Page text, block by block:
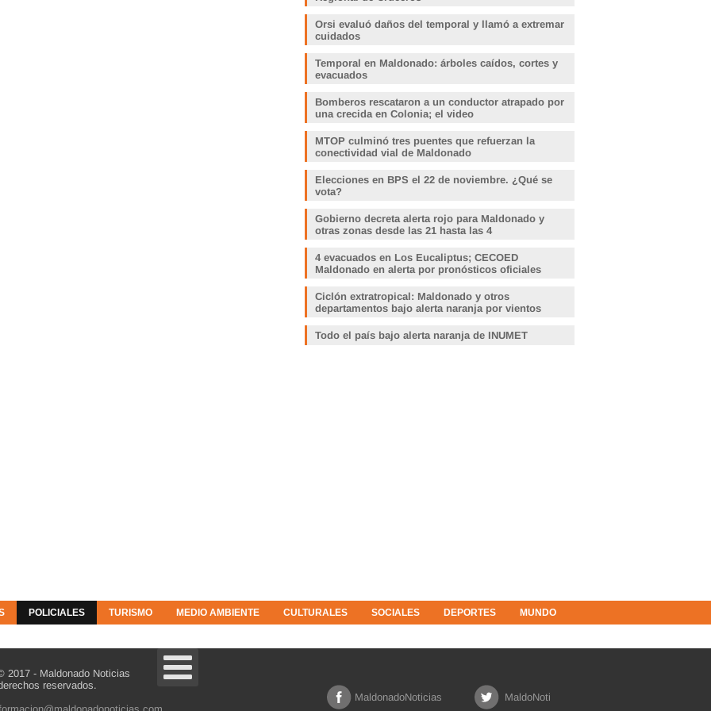
Orsi evaluó daños del temporal y llamó a extremar
cuidados
Temporal en Maldonado: árboles caídos, cortes y
evacuados
Bomberos rescataron a un conductor atrapado por
una crecida en Colonia; el video
MTOP culminó tres puentes que refuerzan la
conectividad vial de Maldonado
Elecciones en BPS el 22 de noviembre. ¿Qué se
vota?
Gobierno decreta alerta rojo para Maldonado y
otras zonas desde las 21 hasta las 4
4 evacuados en Los Eucaliptus; CECOED
Maldonado en alerta por pronósticos oficiales
Ciclón extratropical: Maldonado y otros
departamentos bajo alerta naranja por vientos
Todo el país bajo alerta naranja de INUMET
POLICIALES TURISMO MEDIO AMBIENTE CULTURALES SOCIALES DEPORTES MUNDO
2017 - Maldonado Noticias
reservados.
MaldonadoNoticias MaldoNoti